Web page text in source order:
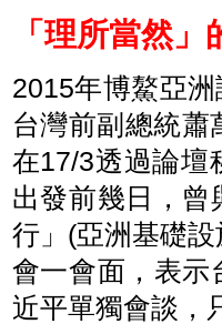
「理所當然」
2015年博鰲亞
台灣前副總統蕭
在17/3透過論壇
出發前幾日，曾
行」(亞洲基礎
會一會面，表示
近平單獨會談，